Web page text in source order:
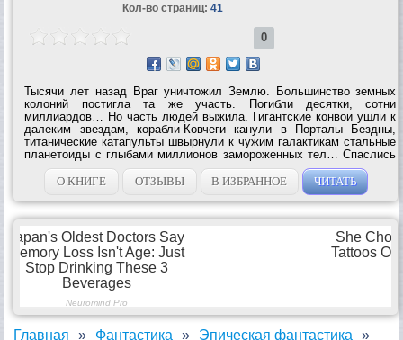
Кол-во страниц: 41
0
Тысячи лет назад Враг уничтожил Землю. Большинство земных
колоний постигла та же участь. Погибли десятки, сотни
миллиардов… Но часть людей выжила. Гигантские конвои ушли к
далеким звездам, корабли-Ковчеги канули в Порталы Бездны,
титанические катапульты швырнули к чужим галактикам стальные
планетоиды с глыбами миллионов замороженных тел… Спаслись
не все. Армады Врага сожгли конвои, Ковчеги исчезли во тьме
времени и пространства,...
О КНИГЕ ОТЗЫВЫ В ИЗБРАННОЕ ЧИТАТЬ
Главная Фантастика
Эпическая фантастика